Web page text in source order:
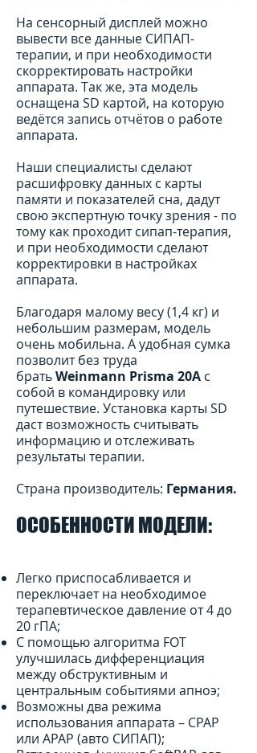
На сенсорный дисплей можно
вывести все данные СИПАП-
терапии, и при необходимости
скорректировать настройки
аппарата. Так же, эта модель
оснащена SD картой, на которую
ведётся запись отчётов о работе
аппарата.
Наши специалисты сделают
расшифровку данных с карты
памяти и показателей сна, дадут
свою экспертную точку зрения - по
тому как проходит сипап-терапия,
и при необходимости сделают
корректировки в настройках
аппарата.
Благодаря малому весу (1,4 кг) и
небольшим размерам, модель
очень мобильна. А удобная сумка
позволит без труда
братьWeinmann Prisma 20A с
собой в командировку или
путешествие. Установка карты SD
даст возможность считывать
информацию и отслеживать
результаты терапии.
Страна производитель: Германия.
ОСОБЕННОСТИ МОДЕЛИ:
Легко приспосабливается и
переключает на необходимое
терапевтическое давление от 4 до
20 гПА;
С помощью алгоритма FOT
улучшилась дифференциация
между обструктивным и
центральным событиями апноэ;
Возможны два режима
использования аппарата – CPAP
или APAP (авто СИПАП);